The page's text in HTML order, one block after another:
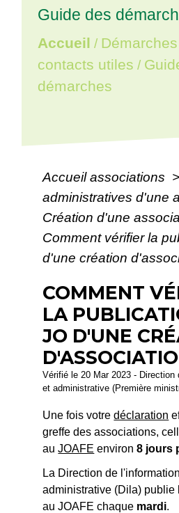
Guide des
Accueil /
contacts utiles /
démarches
Accueil associations >
administratives d'une
Création d'une
Comment vérifier la
d'une création
COMMENT
LA
JO D'UNE
Vérifié le 20 Mar 2023 - Direction
et administrative (Première
Une fois votredéclaration
greffe des associations,
auJOAFE environ8 jours
La Direction de
administrative (Dila) publie
au JOAFE chaque mardi.